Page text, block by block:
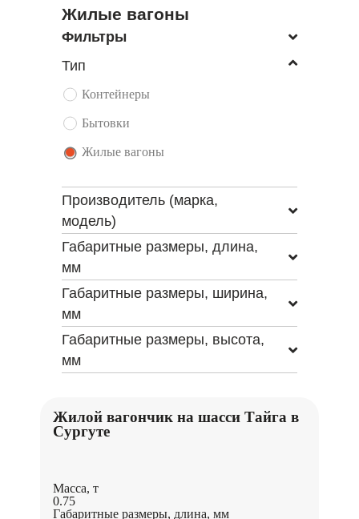
Жилые вагоны
Фильтры
Тип
Контейнеры
Бытовки
Жилые вагоны
Производитель (марка,
модель)
Габаритные размеры, длина,
мм
Габаритные размеры, ширина,
мм
Габаритные размеры, высота,
мм
Жилой вагончик на шасси Тайга в
Сургуте
Масса, т
0.75
Габаритные размеры, длина, мм